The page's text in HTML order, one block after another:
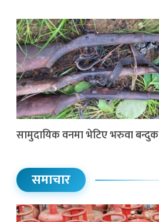
सामुदायिक वनमा भेटिए भरुवा बन्दुक
समाचार